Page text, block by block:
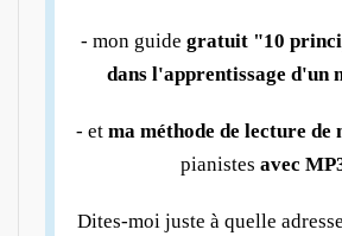
- mon guide gratuit "10
dans l'apprentissage d'un
- et ma méthode de lecture de
pianistes avec
Dites-moi juste à quelle